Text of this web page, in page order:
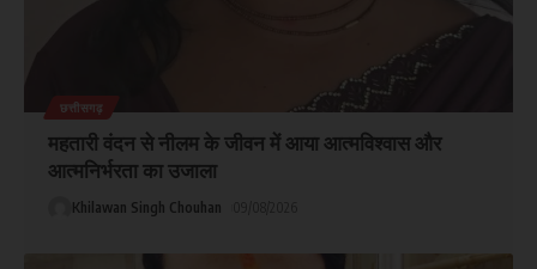
छत्तीसगढ़
महतारी वंदन से नीलम के जीवन में आया आत्मविश्वास और
आत्मनिर्भरता का उजाला
Khilawan Singh Chouhan